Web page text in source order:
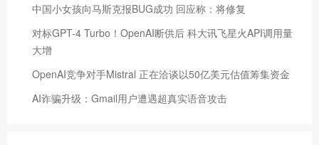
中国小女孩向马斯克报BUG成功 回应称：将修复
对标GPT-4 Turbo！OpenAI断供后 科大讯飞星火API调用量
大增
OpenAI竞争对手Mistral 正在洽谈以50亿美元估值筹集资金
AI诈骗升级：Gmail用户遭遇超真实语音攻击